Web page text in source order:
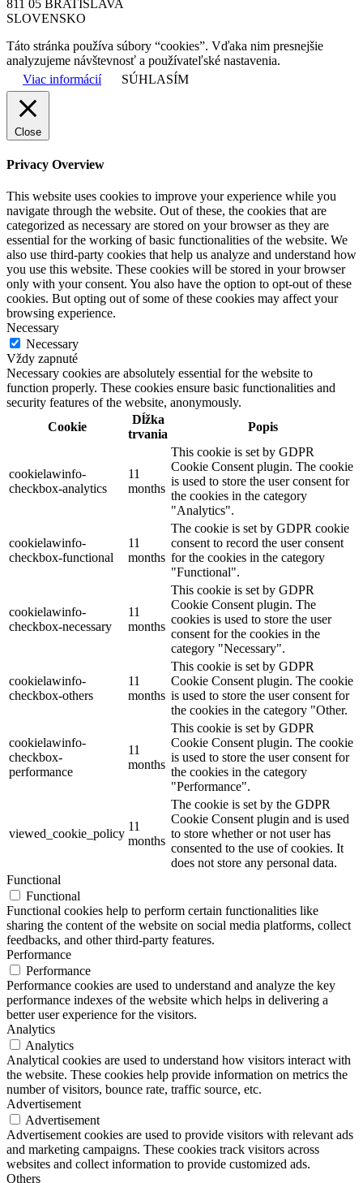
811 05 BRATISLAVA
SLOVENSKO
Táto stránka používa súbory “cookies”. Vďaka nim presnejšie
analyzujeme návštevnosť a používateľské nastavenia.
Viac informácií
SÚHLASÍM
Close
Privacy Overview
This website uses cookies to improve your experience while you
navigate through the website. Out of these, the cookies that are
categorized as necessary are stored on your browser as they are
essential for the working of basic functionalities of the website. We
also use third-party cookies that help us analyze and understand how
you use this website. These cookies will be stored in your browser
only with your consent. You also have the option to opt-out of these
cookies. But opting out of some of these cookies may affect your
browsing experience.
Necessary
Necessary
Vždy zapnuté
Necessary cookies are absolutely essential for the website to
function properly. These cookies ensure basic functionalities and
security features of the website, anonymously.
Cookie
Dĺžka
trvania
Popis
cookielawinfo-
checkbox-analytics
11
months
This cookie is set by GDPR
Cookie Consent plugin. The cookie
is used to store the user consent for
the cookies in the category
"Analytics".
cookielawinfo-
checkbox-functional
11
months
The cookie is set by GDPR cookie
consent to record the user consent
for the cookies in the category
"Functional".
cookielawinfo-
checkbox-necessary
11
months
This cookie is set by GDPR
Cookie Consent plugin. The
cookies is used to store the user
consent for the cookies in the
category "Necessary".
cookielawinfo-
checkbox-others
11
months
This cookie is set by GDPR
Cookie Consent plugin. The cookie
is used to store the user consent for
the cookies in the category "Other.
cookielawinfo-
checkbox-
performance
11
months
This cookie is set by GDPR
Cookie Consent plugin. The cookie
is used to store the user consent for
the cookies in the category
"Performance".
viewed_cookie_policy
11
months
The cookie is set by the GDPR
Cookie Consent plugin and is used
to store whether or not user has
consented to the use of cookies. It
does not store any personal data.
Functional
Functional
Functional cookies help to perform certain functionalities like
sharing the content of the website on social media platforms, collect
feedbacks, and other third-party features.
Performance
Performance
Performance cookies are used to understand and analyze the key
performance indexes of the website which helps in delivering a
better user experience for the visitors.
Analytics
Analytics
Analytical cookies are used to understand how visitors interact with
the website. These cookies help provide information on metrics the
number of visitors, bounce rate, traffic source, etc.
Advertisement
Advertisement
Advertisement cookies are used to provide visitors with relevant ads
and marketing campaigns. These cookies track visitors across
websites and collect information to provide customized ads.
Others